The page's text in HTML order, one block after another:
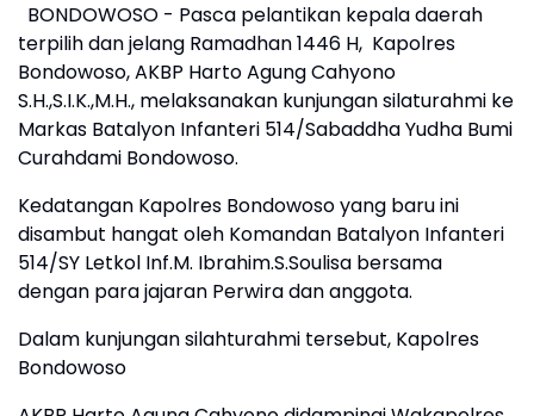
BONDOWOSO - Pasca pelantikan kepala daerah
terpilih dan jelang Ramadhan 1446 H, Kapolres
Bondowoso, AKBP Harto Agung Cahyono
S.H.,S.I.K.,M.H., melaksanakan kunjungan silaturahmi ke
Markas Batalyon Infanteri 514/Sabaddha Yudha Bumi
Curahdami Bondowoso.
Kedatangan Kapolres Bondowoso yang baru ini
disambut hangat oleh Komandan Batalyon Infanteri
514/SY Letkol Inf.M. Ibrahim.S.Soulisa bersama
dengan para jajaran Perwira dan anggota.
Dalam kunjungan silahturahmi tersebut, Kapolres
Bondowoso